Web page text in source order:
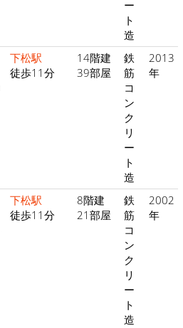
ー
ト
造
下松駅
徒歩11分
14階建
39部屋
鉄
筋
コ
ン
ク
リ
ー
ト
造
2013
年
下松駅
徒歩11分
8階建
21部屋
鉄
筋
コ
ン
ク
リ
ー
ト
造
2002
年